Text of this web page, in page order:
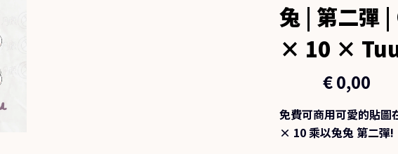
兔 | 第二彈
× 10 ×
€0,00
免費可商用可愛的貼
× 10 乘以兔兔 第二彈!